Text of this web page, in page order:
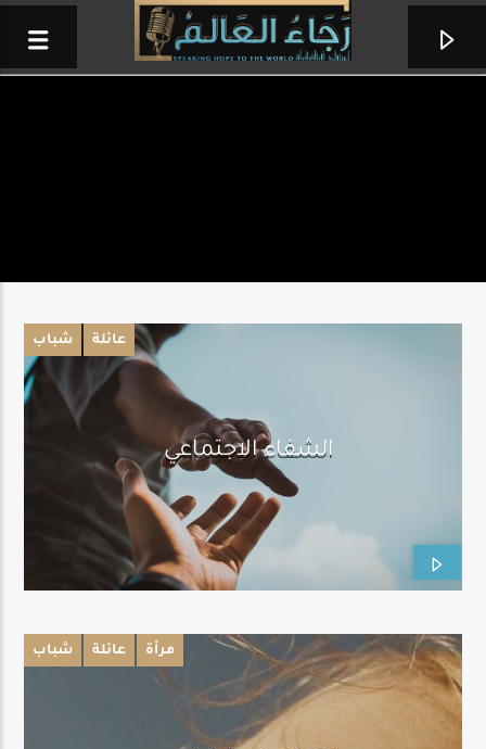
رسالة قصيرة لحياة طويلة
شباب عائلة
الشفاء الاجتماعي
شباب عائلة مرأة